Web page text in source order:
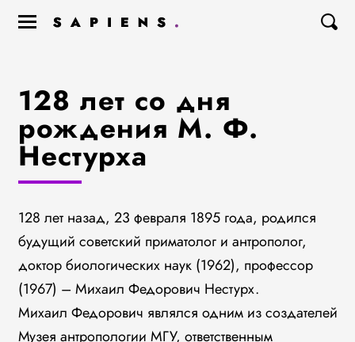
128 лет со дня
рождения М. Ф.
Нестурха
128 лет назад, 23 февраля 1895 года, родился
будущий советский приматолог и антрополог,
доктор биологических наук (1962), профессор
(1967) – Михаил Федорович Нестурх.
Михаил Федорович являлся одним из создателей
Музея антропологии МГУ, ответственным